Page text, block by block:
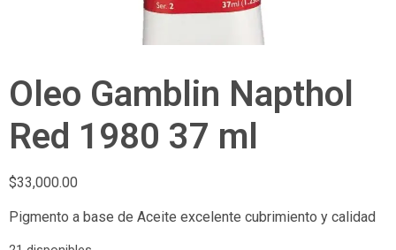
Oleo Gamblin Napthol
Red 1980 37 ml
$33,000.00
Pigmento a base de Aceite excelente cubrimiento y calidad